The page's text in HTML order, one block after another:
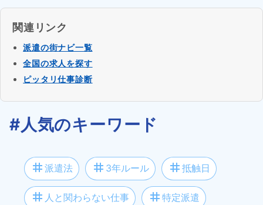
関連リンク
派遣の街ナビ一覧
全国の求人を探す
ピッタリ仕事診断
#人気のキーワード
tag 派遣法 tag 3年ルール tag 抵触日
tag 人と関わらない仕事 tag 特定派遣